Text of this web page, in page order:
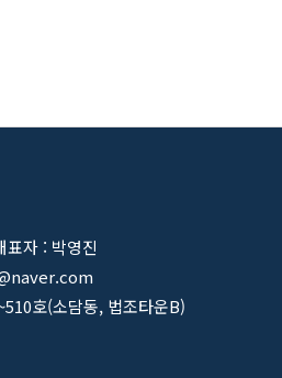
자 : 박영진
호(소담동, 법조타운B)